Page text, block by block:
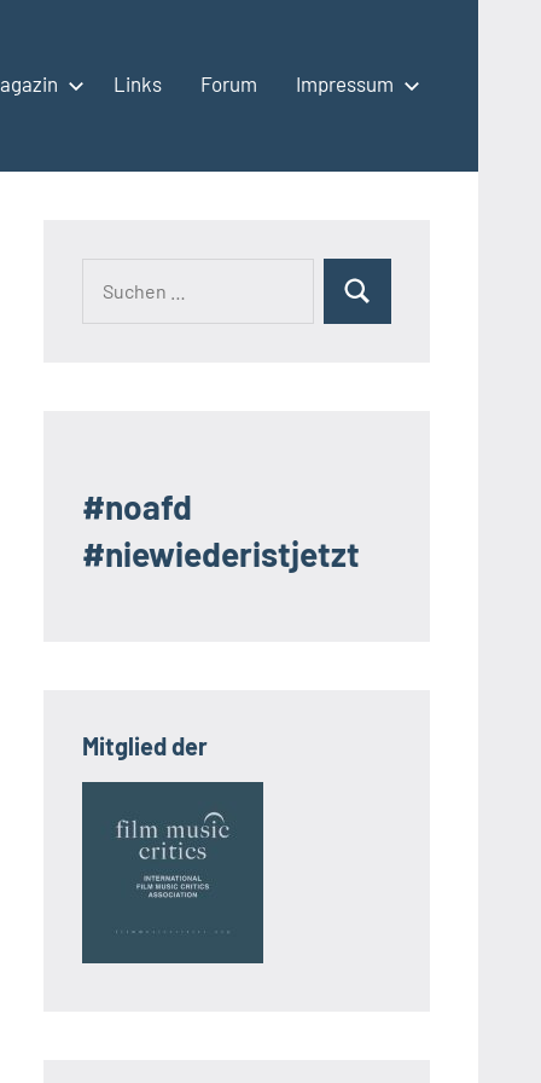
Links Forum Impressum
Suchen
#noafd
#niewiederistjetzt
Mitglied der